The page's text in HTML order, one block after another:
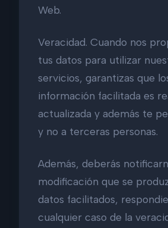
Web.
Veracidad. Cuando nos
tus datos para utilizar
servicios, garantizas que
información facilitada es
actualizada y además te
y no a terceras personas.
Además, deberás
modificación que se
datos facilitados,
cualquier caso de la